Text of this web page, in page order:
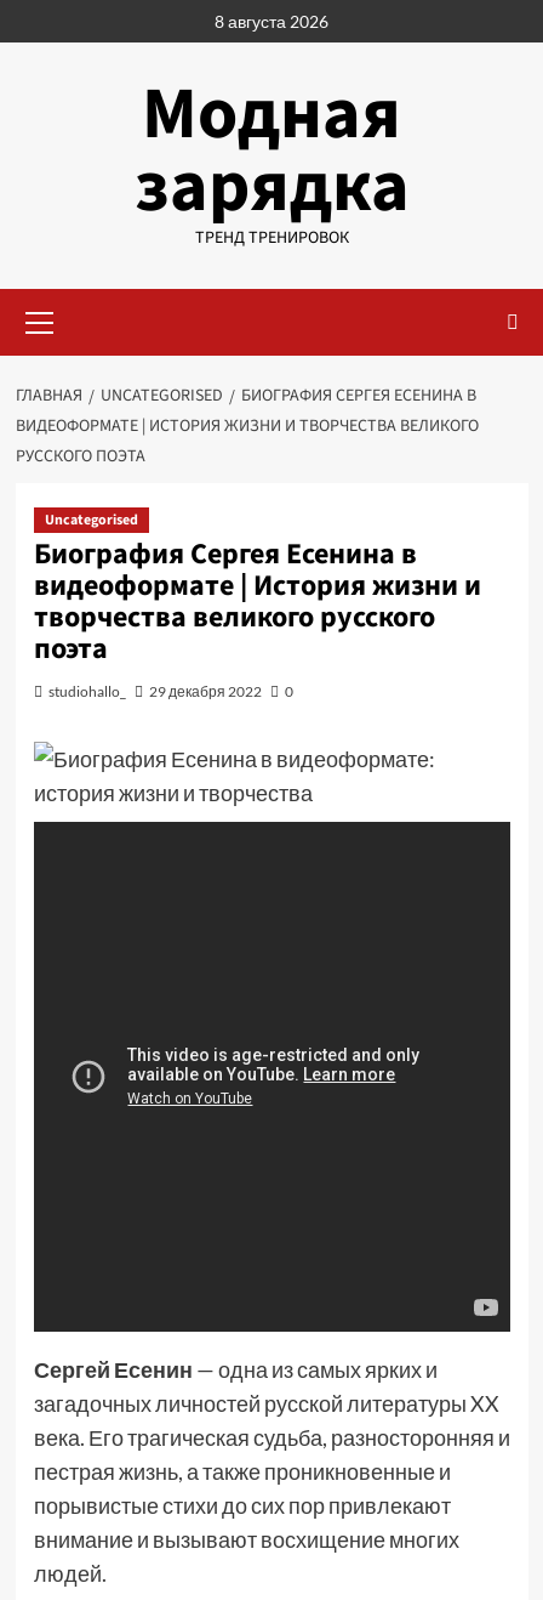
к
8 августа 2026
Модная
зарядка
ТРЕНД ТРЕНИРОВОК
меню
ГЛАВНАЯ UNCATEGORISED
БИОГРАФИЯ СЕРГЕЯ ЕСЕНИНА В
ВИДЕОФОРМАТЕ | ИСТОРИЯ ЖИЗНИ И ТВОРЧЕСТВА ВЕЛИКОГО
РУССКОГО ПОЭТА
Uncategorised
Биография Сергея Есенина в
видеоформате | История жизни и
творчества великого русского
поэта
studiohallo_ 29 декабря 2022 0
Сергей Есенин — одна из самых ярких и
загадочных личностей русской литературы XX
века. Его трагическая судьба, разносторонняя и
пестрая жизнь, а также проникновенные и
порывистые стихи до сих пор привлекают
внимание и вызывают восхищение многих
людей.